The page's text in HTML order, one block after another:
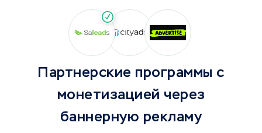
Партнерские программы с
монетизацией через
баннерную рекламу